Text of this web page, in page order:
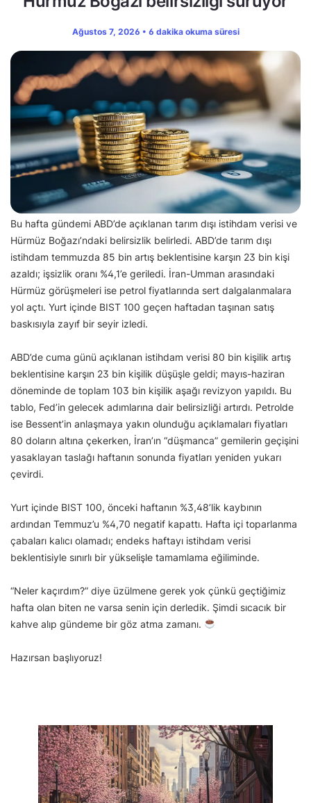
Ağustos 7, 2026 • 6 dakika okuma süresi
Bu hafta gündemi ABD’de açıklanan tarım dışı istihdam verisi ve
Hürmüz Boğazı’ndaki belirsizlik belirledi. ABD’de tarım dışı
istihdam temmuzda 85 bin artış beklentisine karşın 23 bin kişi
azaldı; işsizlik oranı %4,1’e geriledi. İran-Umman arasındaki
Hürmüz görüşmeleri ise petrol fiyatlarında sert dalgalanmalara
yol açtı. Yurt içinde BIST 100 geçen haftadan taşınan satış
baskısıyla zayıf bir seyir izledi.
ABD’de cuma günü açıklanan istihdam verisi 80 bin kişilik artış
beklentisine karşın 23 bin kişilik düşüşle geldi; mayıs-haziran
döneminde de toplam 103 bin kişilik aşağı revizyon yapıldı. Bu
tablo, Fed’in gelecek adımlarına dair belirsizliği artırdı. Petrolde
ise Bessent’in anlaşmaya yakın olunduğu açıklamaları fiyatları
80 doların altına çekerken, İran’ın “düşmanca” gemilerin geçişini
yasaklayan taslağı haftanın sonunda fiyatları yeniden yukarı
çevirdi.
Yurt içinde BIST 100, önceki haftanın %3,48’lik kaybının
ardından Temmuz’u %4,70 negatif kapattı. Hafta içi toparlanma
çabaları kalıcı olamadı; endeks haftayı istihdam verisi
beklentisiyle sınırlı bir yükselişle tamamlama eğiliminde.
“Neler kaçırdım?” diye üzülmene gerek yok çünkü geçtiğimiz
hafta olan biten ne varsa senin için derledik. Şimdi sıcacık bir
kahve alıp gündeme bir göz atma zamanı.
Hazırsan başlıyoruz!